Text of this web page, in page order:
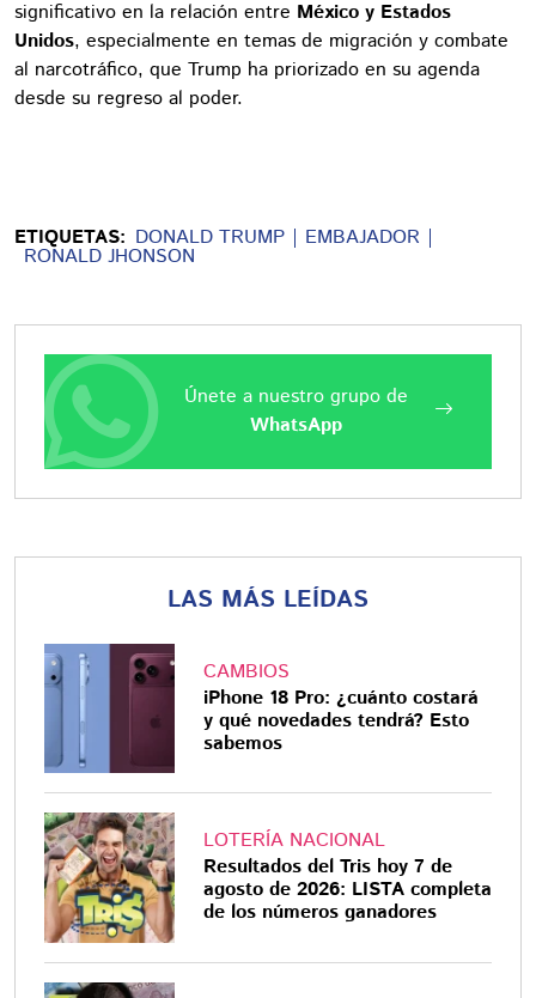
significativo en la relación entre México y Estados
Unidos, especialmente en temas de migración y combate
al narcotráfico, que Trump ha priorizado en su agenda
desde su regreso al poder.
ETIQUETAS: DONALD TRUMP EMBAJADOR
RONALD JHONSON
Únete a nuestro grupo de
WhatsApp
LAS MÁS LEÍDAS
CAMBIOS
iPhone 18 Pro: ¿cuánto costará
y qué novedades tendrá? Esto
sabemos
LOTERÍA NACIONAL
Resultados del Tris hoy 7 de
agosto de 2026: LISTA completa
de los números ganadores